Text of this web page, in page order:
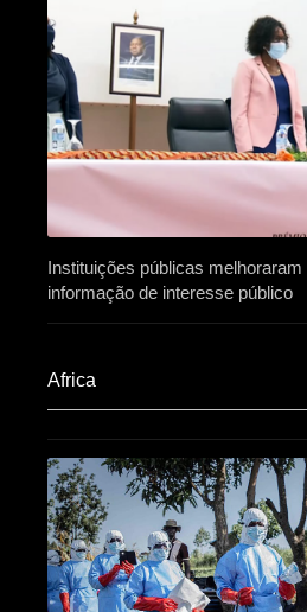
Instituições públicas
informação de interesse público
Africa​